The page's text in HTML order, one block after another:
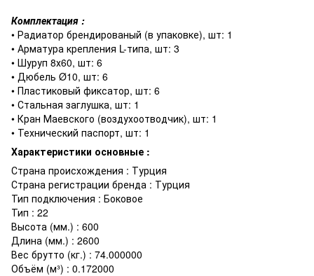
Комплектация :
• Радиатор брендированый (в упаковке), шт: 1
• Арматура крепления L-типа, шт: 3
• Шуруп 8х60, шт: 6
• Дюбель Ø10, шт: 6
• Пластиковый фиксатор, шт: 6
• Стальная заглушка, шт: 1
• Кран Маевского (воздухоотводчик), шт: 1
• Технический паспорт, шт: 1
Характеристики основные :
Страна происхождения : Турция
Страна регистрации бренда : Турция
Тип подключения : Боковое
Тип : 22
Высота (мм.) : 600
Длина (мм.) : 2600
Вес брутто (кг.) : 74.000000
Объём (м³) : 0.172000